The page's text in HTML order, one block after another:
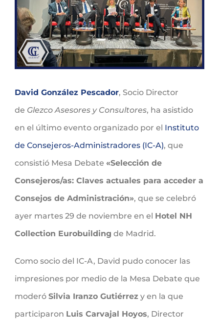
más
grande
David González Pescador, Socio Director
de Glezco Asesores y Consultores, ha asistido
en el último evento organizado por el Instituto
de Consejeros-Administradores (IC-A), que
consistió Mesa Debate «Selección de
Consejeros/as: Claves actuales para acceder a
Consejos de Administración», que se celebró
ayer martes 29 de noviembre en el Hotel NH
Collection Eurobuilding de Madrid.
Como socio del IC-A, David pudo conocer las
impresiones por medio de la Mesa Debate que
moderó Silvia Iranzo Gutiérrez y en la que
participaron Luis Carvajal Hoyos, Director